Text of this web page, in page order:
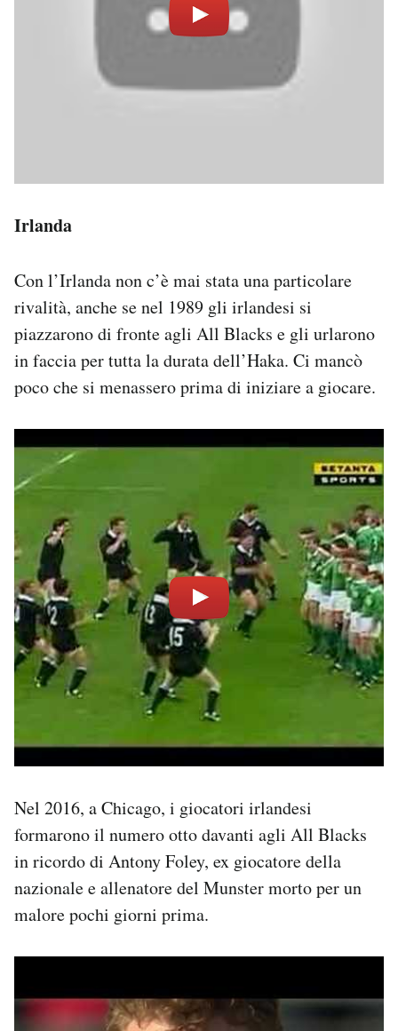
Irlanda
Con l’Irlanda non c’è mai stata una particolare
rivalità, anche se nel 1989 gli irlandesi si
piazzarono di fronte agli All Blacks e gli urlarono
in faccia per tutta la durata dell’Haka. Ci mancò
poco che si menassero prima di iniziare a giocare.
Nel 2016, a Chicago, i giocatori irlandesi
formarono il numero otto davanti agli All Blacks
in ricordo di Antony Foley, ex giocatore della
nazionale e allenatore del Munster morto per un
malore pochi giorni prima.